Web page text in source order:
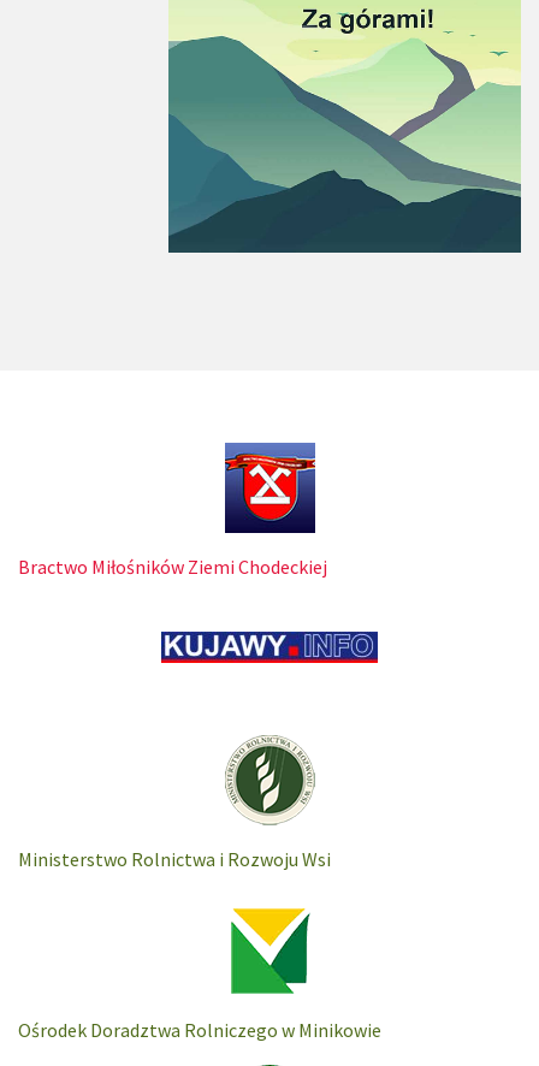
Bractwo Miłośników Ziemi Chodeckiej
Ministerstwo Rolnictwa i Rozwoju Wsi
Ośrodek Doradztwa Rolniczego w Minikowie